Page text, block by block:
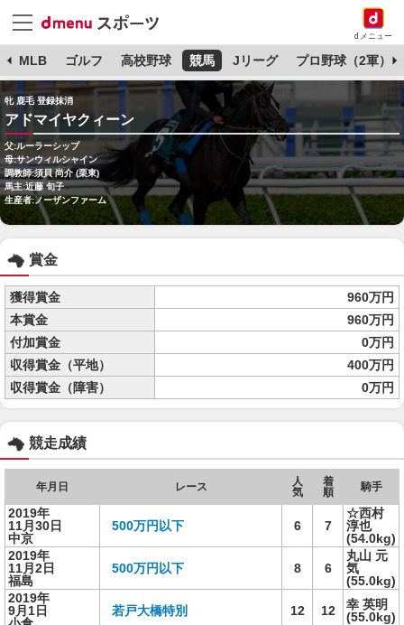
dメニュー
MLB ゴルフ 高校野球 競馬 Jリーグ プロ野球（2軍）
牝 鹿毛 登録抹消
アドマイヤクィーン
父:ルーラーシップ
母:サンウィルシャイン
調教師:須貝 尚介 (栗東)
馬主:近藤 旬子
生産者:ノーザンファーム
賞金
獲得賞金
960万円
本賞金
960万円
付加賞金
0万円
収得賞金（平地）
400万円
収得賞金（障害）
0万円
競走成績
年月日 レース
人
気
着
順
騎手
2019年
11月30日
中京
500万円以下 6 7
☆西村
淳也
(54.0kg)
2019年
11月2日
福島
500万円以下 8 6
丸山 元
気
(55.0kg)
2019年
9月1日
若戸大橋特別 12 12
幸 英明
(55.0kg)